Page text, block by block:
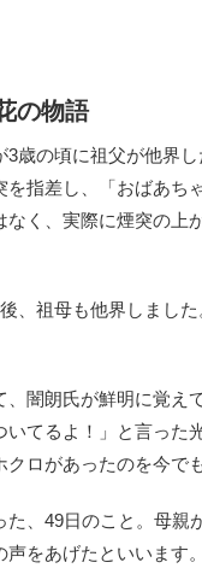
の物語
歳の頃に祖父が他界
指差し、「おばあち
なく、実際に煙突の
、祖母も他界しまし
闇朗氏が鮮明に覚え
てるよ！」と言った
ロがあったのを今で
、49日のこと。母親
声をあげたといいま